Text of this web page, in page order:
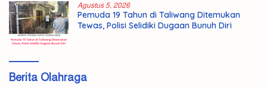
Agustus 5, 2026
Pemuda 19 Tahun di Taliwang Ditemukan
Tewas, Polisi Selidiki Dugaan Bunuh Diri
Berita Olahraga